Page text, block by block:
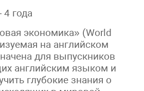
года
экономика» (World
на английском
для выпускников
английским языком и
глубокие знания о